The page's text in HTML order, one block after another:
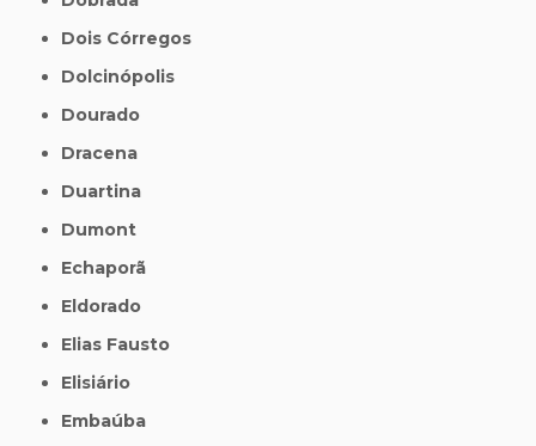
Dois Córregos
Dolcinópolis
Dourado
Dracena
Duartina
Dumont
Echaporã
Eldorado
Elias Fausto
Elisiário
Embaúba